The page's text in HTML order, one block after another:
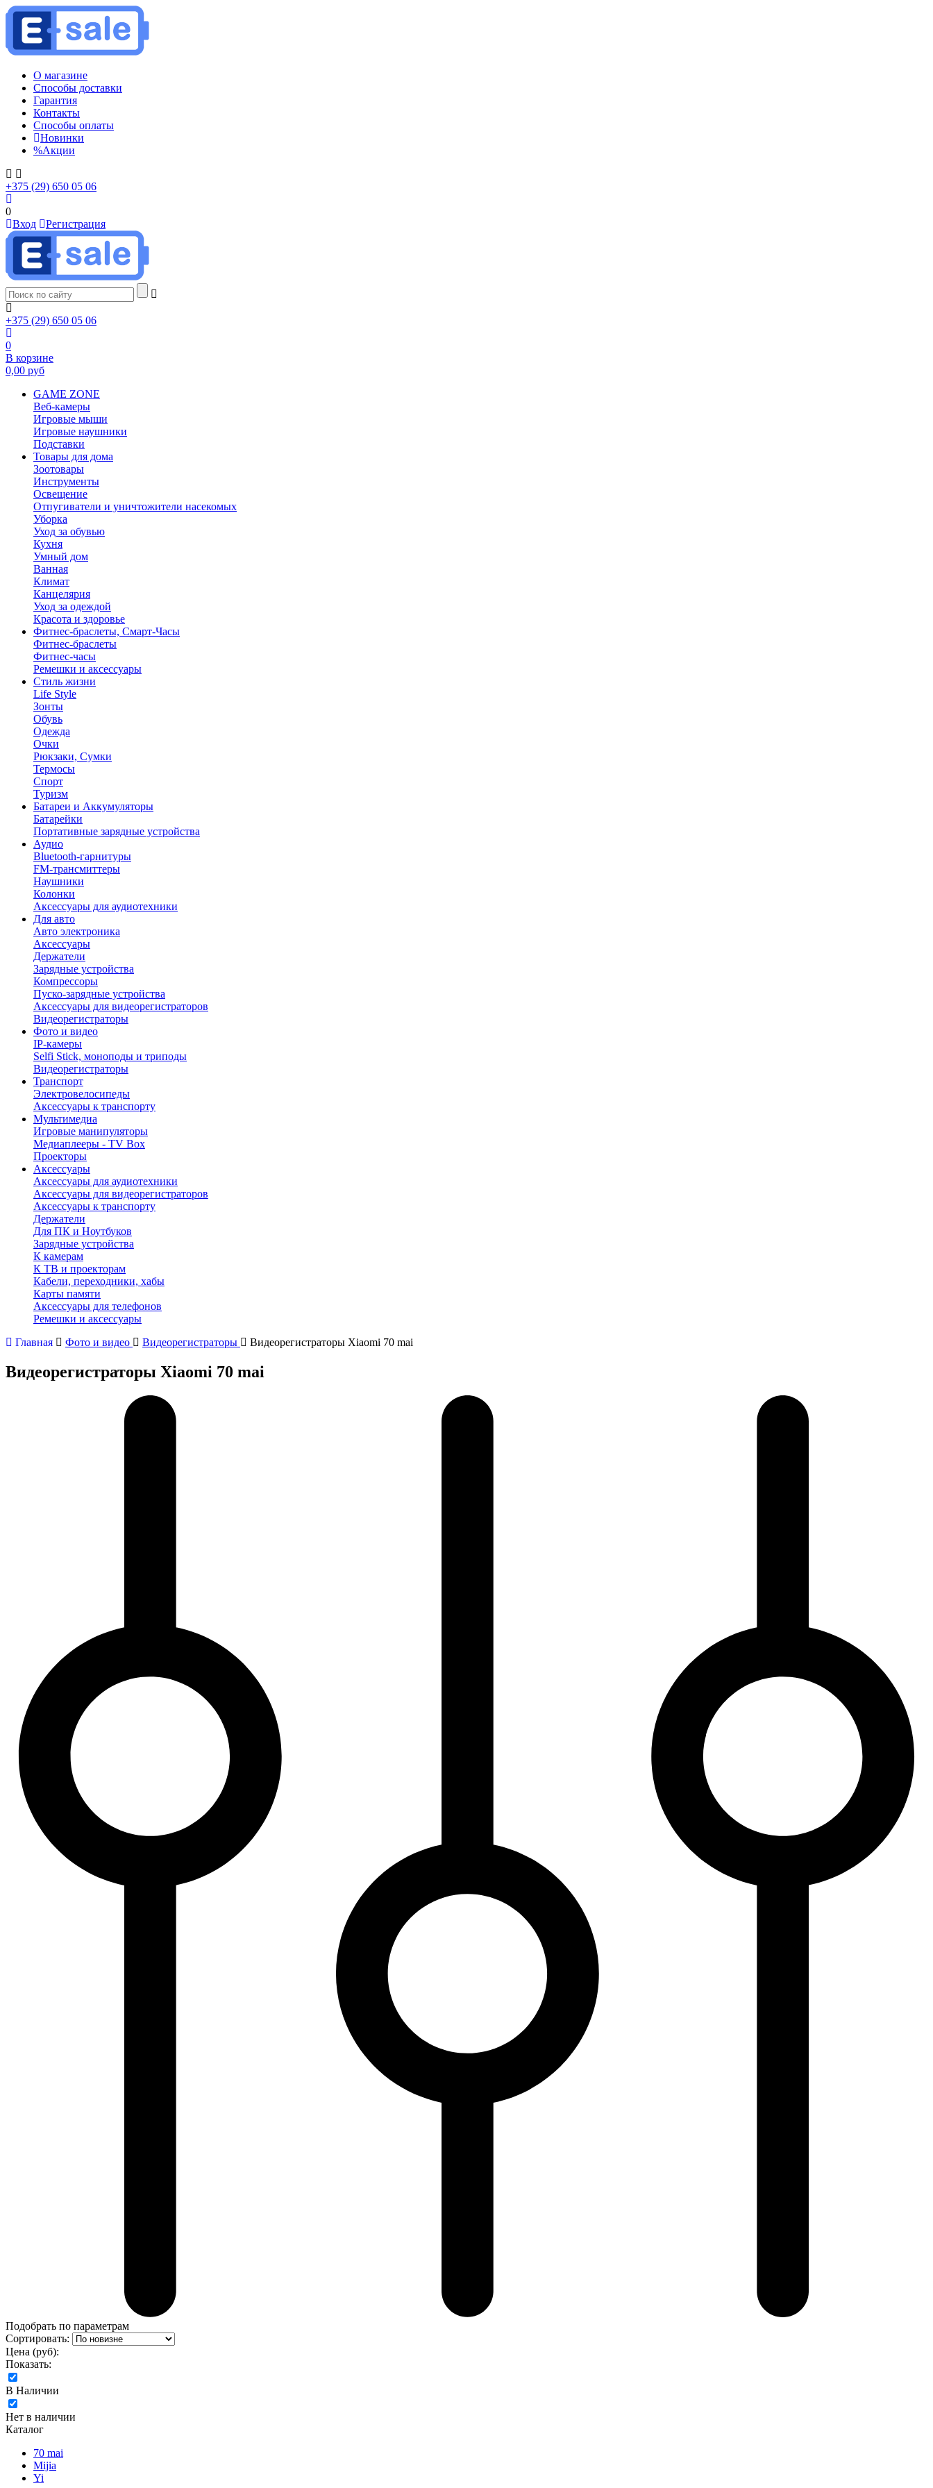
О магазине
Способы доставки
Гарантия
Контакты
Способы оплаты
Новинки
%Акции
+375 (29) 650 05 06
0
Вход
Регистрация
+375 (29) 650 05 06
0
В корзине
0,00 руб
GAME ZONE
Веб-камеры
Игровые мыши
Игровые наушники
Подставки
Товары для дома
Зоотовары
Инструменты
Освещение
Отпугиватели и уничтожители насекомых
Уборка
Уход за обувью
Кухня
Умный дом
Ванная
Климат
Канцелярия
Уход за одеждой
Красота и здоровье
Фитнес-браслеты, Смарт-Часы
Фитнес-браслеты
Фитнес-часы
Ремешки и аксессуары
Стиль жизни
Life Style
Зонты
Обувь
Одежда
Очки
Рюкзаки, Сумки
Термосы
Спорт
Туризм
Батареи и Аккумуляторы
Батарейки
Портативные зарядные устройства
Аудио
Bluetooth-гарнитуры
FM-трансмиттеры
Наушники
Колонки
Аксессуары для аудиотехники
Для авто
Авто электроника
Аксессуары
Держатели
Зарядные устройства
Компрессоры
Пуско-зарядные устройства
Аксессуары для видеорегистраторов
Видеорегистраторы
Фото и видео
IP-камеры
Selfi Stick, моноподы и триподы
Видеорегистраторы
Транспорт
Электровелосипеды
Аксессуары к транспорту
Мультимедиа
Игровые манипуляторы
Медиаплееры - TV Box
Проекторы
Аксессуары
Аксессуары для аудиотехники
Аксессуары для видеорегистраторов
Аксессуары к транспорту
Держатели
Для ПК и Ноутбуков
Зарядные устройства
К камерам
К ТВ и проекторам
Кабели, переходники, хабы
Карты памяти
Аксессуары для телефонов
Ремешки и аксессуары
Главная
Фото и видео Видеорегистраторы Видеорегистраторы Xiaomi 70 mai
Видеорегистраторы Xiaomi 70 mai
Подобрать по параметрам
Сортировать:
Цена (руб):
Показать:
В Наличии
Нет в наличии
Каталог
70 mai
Mijia
Yi